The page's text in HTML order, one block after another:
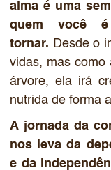
alma é uma
quem você
tornar. Desde o
vidas, mas como
árvore, ela irá
nutrida de forma
A jornada da
nos leva da
e da